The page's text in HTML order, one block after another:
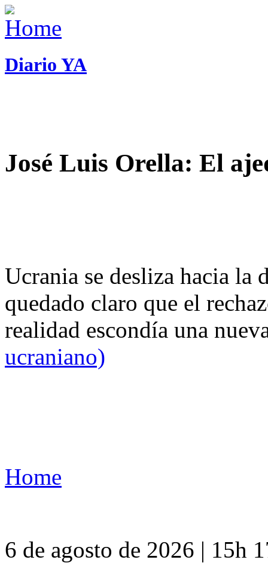
Diario YA
José Luis Orella: El
Ucrania se desliza hacia
quedado claro que el
realidad escondía una
ucraniano)
Home
6 de agosto de 2026 | 15h